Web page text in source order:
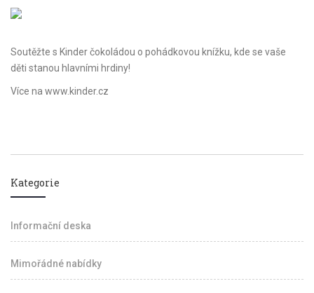
Soutěžte s Kinder čokoládou o pohádkovou knížku, kde se vaše
děti stanou hlavními hrdiny!
Více na www.kinder.cz
Kategorie
Informační deska
Mimořádné nabídky